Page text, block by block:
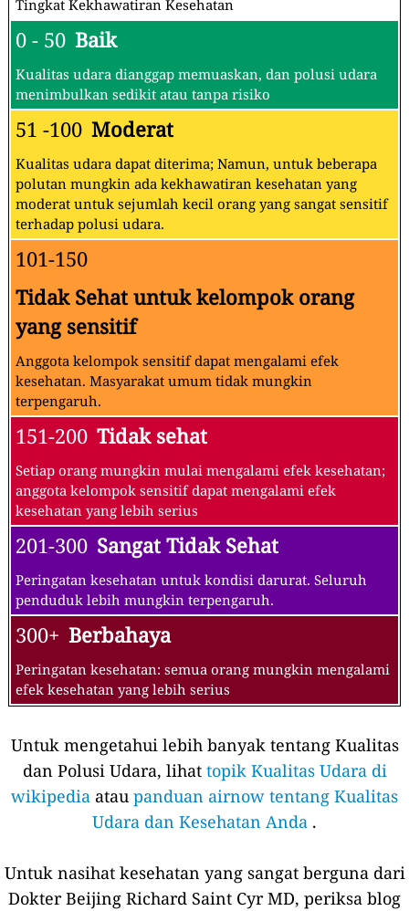
Tingkat Kekhawatiran Kesehatan
0 - 50 Baik
Kualitas udara dianggap memuaskan, dan polusi udara
menimbulkan sedikit atau tanpa risiko
51 -100 Moderat
Kualitas udara dapat diterima; Namun, untuk beberapa
polutan mungkin ada kekhawatiran kesehatan yang
moderat untuk sejumlah kecil orang yang sangat sensitif
terhadap polusi udara.
101-150
Tidak Sehat untuk kelompok orang
yang sensitif
Anggota kelompok sensitif dapat mengalami efek
kesehatan. Masyarakat umum tidak mungkin
terpengaruh.
151-200 Tidak sehat
Setiap orang mungkin mulai mengalami efek kesehatan;
anggota kelompok sensitif dapat mengalami efek
kesehatan yang lebih serius
201-300 Sangat Tidak Sehat
Peringatan kesehatan untuk kondisi darurat. Seluruh
penduduk lebih mungkin terpengaruh.
300+ Berbahaya
Peringatan kesehatan: semua orang mungkin mengalami
efek kesehatan yang lebih serius
Untuk mengetahui lebih banyak tentang Kualitas
dan Polusi Udara, lihat topik Kualitas Udara di
wikipedia atau panduan airnow tentang Kualitas
Udara dan Kesehatan Anda .
Untuk nasihat kesehatan yang sangat berguna dari
Dokter Beijing Richard Saint Cyr MD, periksa blog